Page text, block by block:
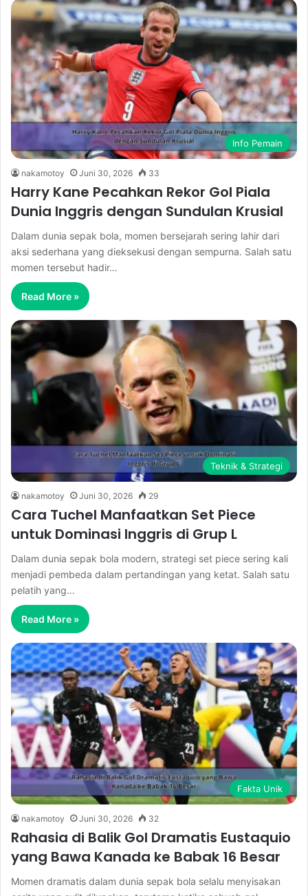
Info Pemain
nakamotoy Juni 30, 2026 33
Harry Kane Pecahkan Rekor Gol Piala
Dunia Inggris dengan Sundulan Krusial
Dalam dunia sepak bola, momen bersejarah sering lahir dari
aksi sederhana yang dieksekusi dengan sempurna. Salah satu
momen tersebut hadir…
Read More »
Teknik & Strategi
nakamotoy Juni 30, 2026 29
Cara Tuchel Manfaatkan Set Piece
untuk Dominasi Inggris di Grup L
Dalam dunia sepak bola modern, strategi set piece sering kali
menjadi pembeda dalam pertandingan yang ketat. Salah satu
pelatih yang…
Read More »
Fakta Unik
nakamotoy Juni 30, 2026 32
Rahasia di Balik Gol Dramatis Eustaquio
yang Bawa Kanada ke Babak 16 Besar
Momen dramatis dalam dunia sepak bola selalu menyisakan